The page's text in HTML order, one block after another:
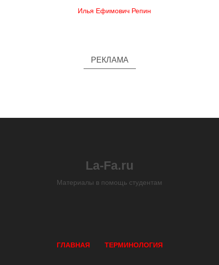
Илья Ефимович Репин
РЕКЛАМА
La-Fa.ru
Материалы в помощь студентам
ГЛАВНАЯ ТЕРМИНОЛОГИЯ